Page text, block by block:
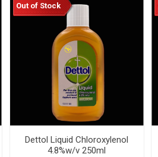
Out of Stock
Dettol Liquid Chloroxylenol
4.8%w/v 250ml